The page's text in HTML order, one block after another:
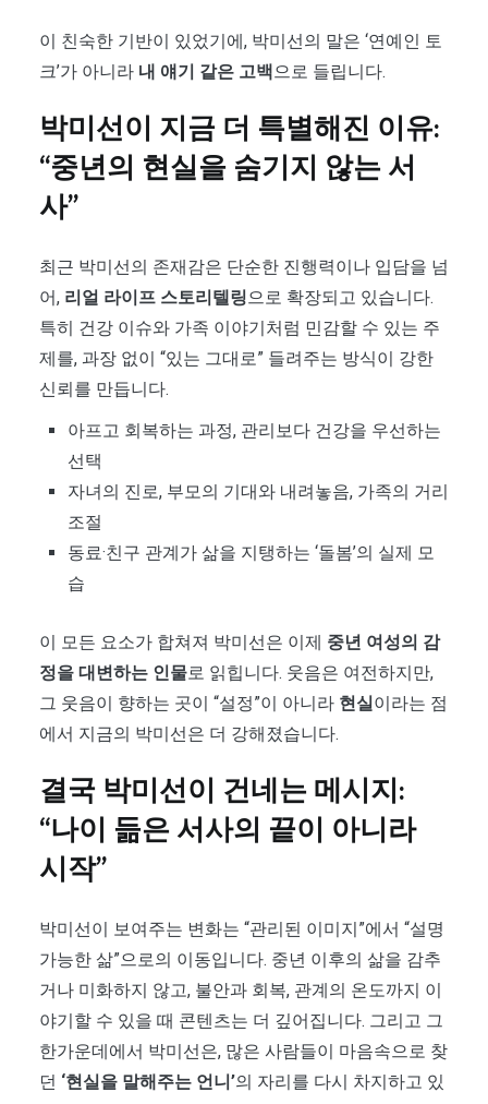
이 친숙한 기반이 있었기에, 박미선의 말은 ‘연예인 토
크’가 아니라 내 얘기 같은 고백 으로 들립니다.
박미선이 지금 더 특별해진 이유:
“중년의 현실을 숨기지 않는 서
사”
최근 박미선의 존재감은 단순한 진행력이나 입담을 넘
어, 리얼 라이프 스토리텔링으로 확장되고 있습니다.
특히 건강 이슈와 가족 이야기처럼 민감할 수 있는 주
제를, 과장 없이 “있는 그대로” 들려주는 방식이 강한
신뢰를 만듭니다.
아프고 회복하는 과정, 관리보다 건강을 우선하는
선택
자녀의 진로, 부모의 기대와 내려놓음, 가족의 거리
조절
동료·친구 관계가 삶을 지탱하는 ‘돌봄’의 실제 모
습
이 모든 요소가 합쳐져 박미선은 이제 중년 여성의 감
정을 대변하는 인물로 읽힙니다. 웃음은 여전하지만,
그 웃음이 향하는 곳이 “설정”이 아니라 현실이라는 점
에서 지금의 박미선은 더 강해졌습니다.
결국 박미선이 건네는 메시지:
“나이 듦은 서사의 끝이 아니라
시작”
박미선이 보여주는 변화는 “관리된 이미지”에서 “설명
가능한 삶”으로의 이동입니다. 중년 이후의 삶을 감추
거나 미화하지 않고, 불안과 회복, 관계의 온도까지 이
야기할 수 있을 때 콘텐츠는 더 깊어집니다. 그리고 그
한가운데에서 박미선은, 많은 사람들이 마음속으로 찾
던 ‘현실을 말해주는 언니’의 자리를 다시 차지하고 있